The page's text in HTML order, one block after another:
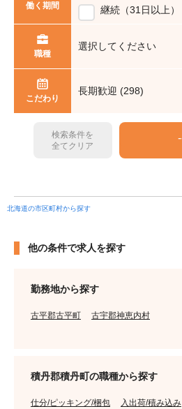
働く期間 継続（31日以上）
職種
選択してください
こだわり
長期歓迎 (298)
検索条件を
全てクリア
北海道の市区町村から探す
他の条件で求人を探す
勤務地から探す
古平郡古平町 古宇郡神恵内村
積丹郡積丹町の職種から探す
仕分/ピッキング/梱包 入出荷/積み込み